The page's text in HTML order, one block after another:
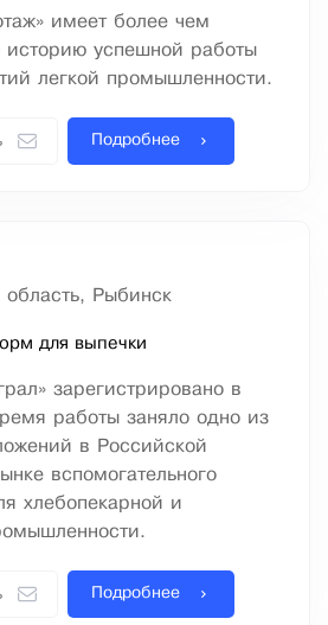
имеет более чем
историю успешной работы
легкой промышленности.
Подробнее
область, Рыбинск
для выпечки
зарегистрировано в
работы заняло одно из
в Российской
вспомогательного
хлебопекарной и
Подробнее